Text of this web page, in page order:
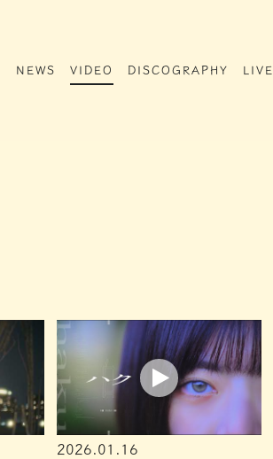
NEWS VIDEO DISCOGRAPHY LIVE
2026.01.16